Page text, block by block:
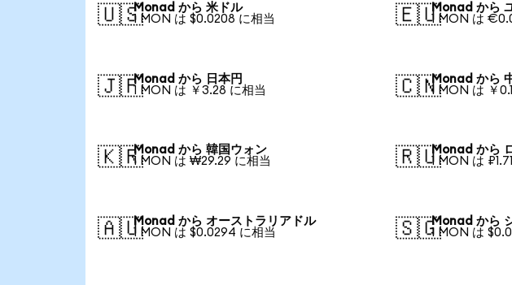
🇺🇸Monad から 米ドル
1 MON は $0.0208 に相当
🇪🇺Monad から
1 MON は
🇯🇵Monad から 日本円
1 MON は ￥3.28 に相当
🇨🇳Monad から
1 MON は ￥
🇰🇷Monad から 韓国ウォン
1 MON は ₩29.29 に相当
🇷🇺Monad から
1 MON は
🇦🇺Monad から オーストラリアドル
1 MON は $0.0294 に相当
🇸🇬Monad から
1 MON は